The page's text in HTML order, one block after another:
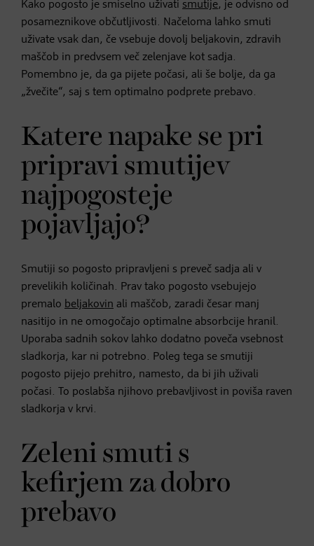
Kako pogosto je smiselno uživati smutije, je odvisno od
posameznikove občutljivosti. Načeloma lahko smuti
uživate vsak dan, če vsebuje dovolj beljakovin, zdravih
maščob in predvsem več zelenjave kot sadja.
Pomembno je, da ga pijete počasi, ali še bolje, da ga
„žvečite“, saj s tem optimalno podprete prebavo.
Katere napake se pri
pripravi smutijev
najpogosteje
pojavljajo?
Smutiji so pogosto pripravljeni s preveč sadja ali v
prevelikih količinah. Prav tako pogosto vsebujejo
premalo beljakovin ali maščob, zaradi česar manj
nasitijo in ne omogočajo optimalne absorbcije hranil.
Uporaba sadnih sokov lahko dodatno poveča vsebnost
sladkorja, kar ni potrebno. Poleg tega se smutiji
pogosto pijejo prehitro, namesto, da bi jih uživali
počasi. To poslabša njihovo prebavljivost in poviša raven
sladkorja v krvi.
Zeleni smuti s
kefirjem za dobro
prebavo